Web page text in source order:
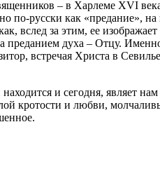
– в Харлеме XVI
русски как «предание», на
вслед за этим, ее
преданием духа – Отцу.
встречая Христа в
и сегодня, являет
кротости и любви,